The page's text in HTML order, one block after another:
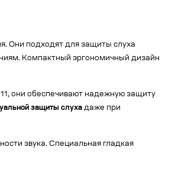
Они подходят для защиты слуха
Компактный эргономичный дизайн
они обеспечивают надежную защиту
защиты слуха даже при
звука. Специальная гладкая